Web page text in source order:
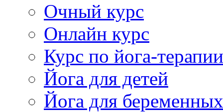
Очный курс
Онлайн курс
Курс по йога-терапии
Йога для детей
Йога для беременных